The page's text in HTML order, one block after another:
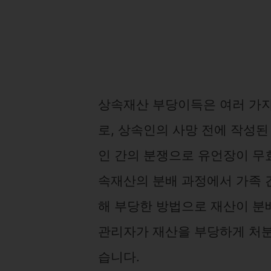
상속재산 부당이득은 여러 가
로, 상속인의 사망 전에 작성
인 간의 분쟁으로 유언장이
속재산의 분배 과정에서 가족
해 부당한 방법으로 재산이
관리자가 재산을 부당하게 처
습니다.